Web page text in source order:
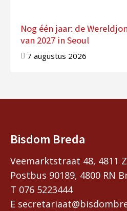
Nog één jaar: de
van 2027 in Seoul
7 augustus 2026
Bisdom Breda
Veemarktstraat 48, 4811
Postbus 90189, 4800 RN
T 076 5223444
E